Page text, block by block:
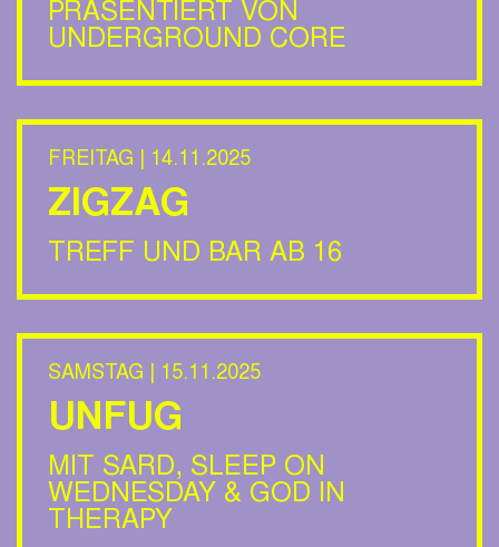
PRÄSENTIERT VON
UNDERGROUND CORE
FREITAG | 14.11.2025
ZIGZAG
TREFF UND BAR AB 16
SAMSTAG | 15.11.2025
UNFUG
MIT SARD, SLEEP ON
WEDNESDAY & GOD IN
THERAPY